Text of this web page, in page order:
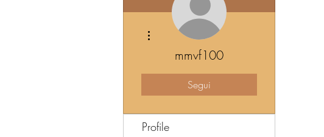
mmvf100
Segui
Altre azioni
Profile